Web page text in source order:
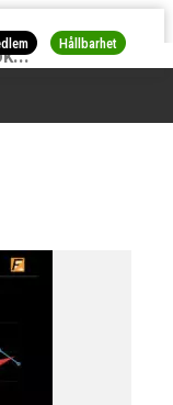
Hållbarhet